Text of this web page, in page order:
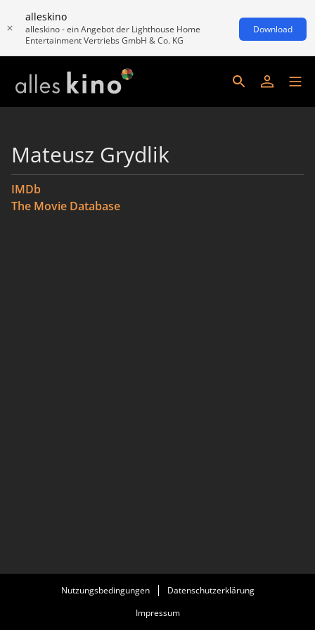
alleskino
alleskino - ein Angebot der Lighthouse Home
Entertainment Vertriebs GmbH & Co. KG
Download
Mateusz Grydlik
IMDb
The Movie Database
Nutzungsbedingungen
Datenschutzerklärung
Impressum